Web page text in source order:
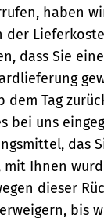
haben
dass Sie
dem Tag
bei uns
das
mit Ihnen
dieser
bis